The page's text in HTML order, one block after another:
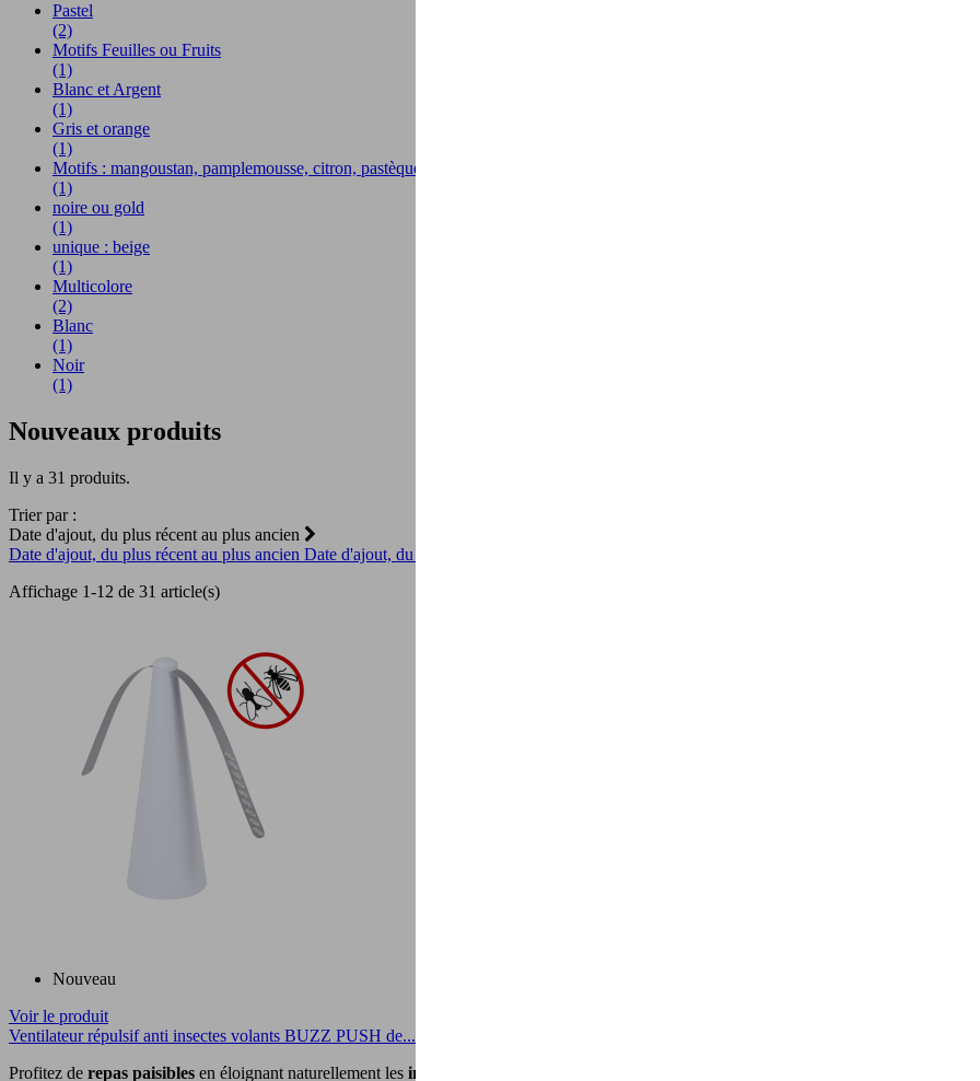
Pastel
(2)
Motifs Feuilles ou Fruits
(1)
Blanc et Argent
(1)
Gris et orange
(1)
Motifs : mangoustan, pamplemousse, citron, pastèque et kiwi
(1)
noire ou gold
(1)
unique : beige
(1)
Multicolore
(2)
Blanc
(1)
Noir
(1)
Nouveaux produits
Il y a 31 produits.
Trier par :
Date d'ajout, du plus récent au plus ancien
Date d'ajout, du plus récent au plus ancien Date d'ajout, du plus ancien au plus récent
Affichage 1-12 de 31 article(s)
Nouveau
Voir le produit
Ventilateur répulsif anti insectes volants BUZZ PUSH de...
Profitez de repas paisibles en éloignant naturellement les insectes volants